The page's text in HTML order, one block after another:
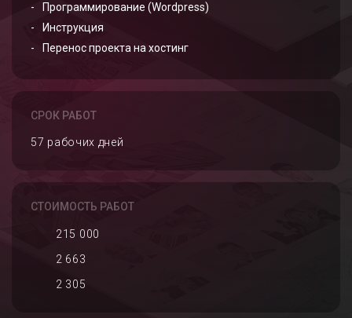
Программирование (Wordpress)
Инструкция
Перенос проекта на хостинг
СРОК РАБОТ
57 рабочих дней
СТОИМОСТЬ РАБОТ
215 000
2 663
2 305